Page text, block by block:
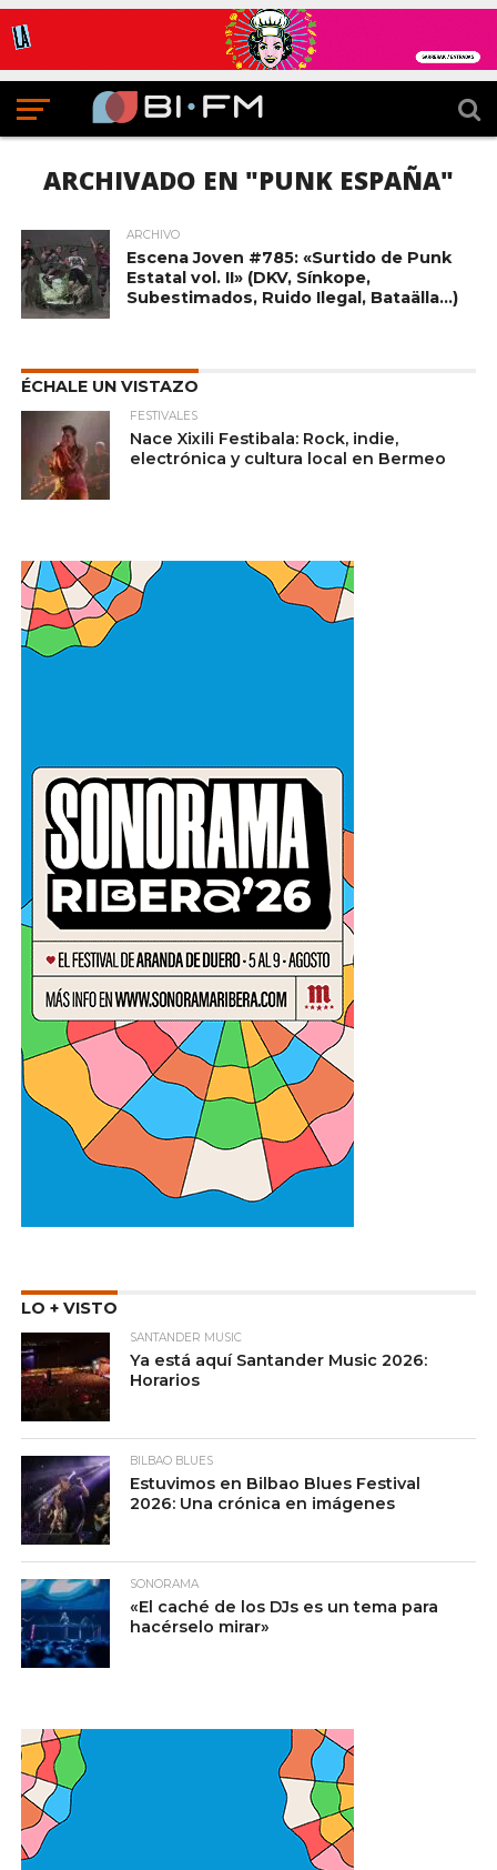
ARCHIVADO EN "PUNK ESPAÑA"
ARCHIVO
Escena Joven #785: «Surtido de Punk
Estatal vol. II» (DKV, Sínkope,
Subestimados, Ruido Ilegal, Bataälla…)
ÉCHALE UN VISTAZO
FESTIVALES
Nace Xixili Festibala: Rock, indie,
electrónica y cultura local en Bermeo
LO + VISTO
SANTANDER MUSIC
Ya está aquí Santander Music 2026:
Horarios
BILBAO BLUES
Estuvimos en Bilbao Blues Festival
2026: Una crónica en imágenes
SONORAMA
«El caché de los DJs es un tema para
hacérselo mirar»